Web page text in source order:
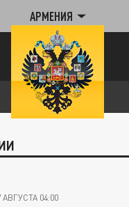
АРМЕНИЯ
АВГУСТА 04:00